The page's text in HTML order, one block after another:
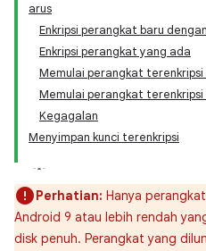
arus
Enkripsi perangkat baru
Enkripsi perangkat yang ada
Memulai perangkat
Memulai perangkat
Kegagalan
Menyimpan kunci terenkripsi
Perhatian: Hanya
Android 9 atau lebih rendah
disk penuh. Perangkat yang